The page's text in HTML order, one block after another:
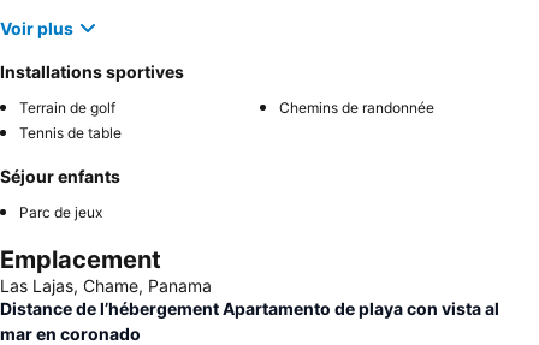
Voir plus
Installations sportives
Terrain de golf
Chemins de randonnée
Tennis de table
Séjour enfants
Parc de jeux
Emplacement
Las Lajas, Chame, Panama
Distance de l’hébergement Apartamento de playa con vista al
mar en coronado